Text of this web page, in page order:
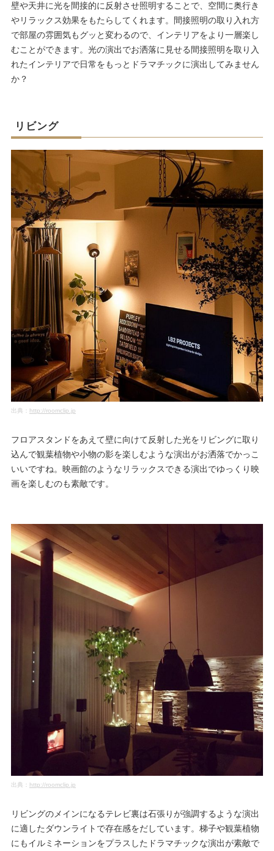
壁や天井に光を間接的に反射させ照明することで、空間に奥行き
やリラックス効果をもたらしてくれます。間接照明の取り入れ方
で部屋の雰囲気もグッと変わるので、インテリアをより一層楽し
むことができます。光の演出でお洒落に見せる間接照明を取り入
れたインテリアで日常をもっとドラマチックに演出してみません
か？
リビング
出典： http://roomclip.jp
フロアスタンドをあえて壁に向けて反射した光をリビングに取り
込んで観葉植物や小物の影を楽しむような演出がお洒落でかっこ
いいですね。映画館のようなリラックスできる演出でゆっくり映
画を楽しむのも素敵です。
出典： http://roomclip.jp
リビングのメインになるテレビ裏は石張りが強調するような演出
に適したダウンライトで存在感をだしています。梯子や観葉植物
にもイルミネーションをプラスしたドラマチックな演出が素敵で